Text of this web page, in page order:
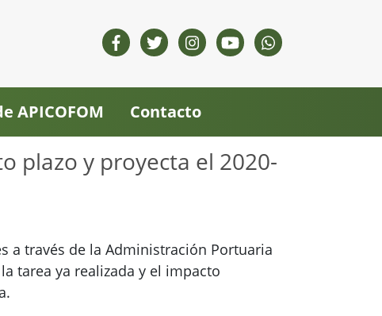
APICOFOM Contacto
plazo y proyecta el 2020-
a través de la Administración Portuaria
tarea ya realizada y el impacto